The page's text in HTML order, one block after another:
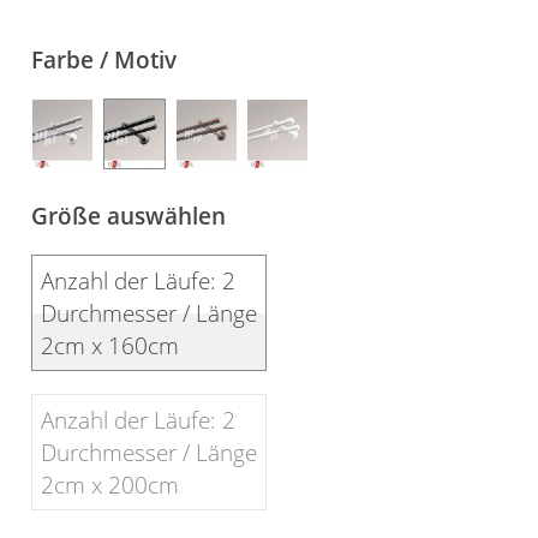
Panneaux
Farbe / Motiv
Größe auswählen
Anzahl der Läufe: 2
Durchmesser / Länge
2cm x 160cm
Anzahl der Läufe: 2
Durchmesser / Länge
2cm x 200cm